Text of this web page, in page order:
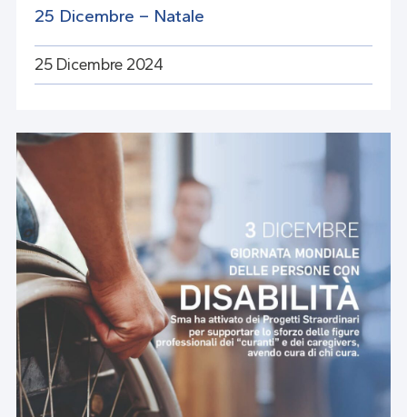
25 Dicembre – Natale
25 Dicembre 2024